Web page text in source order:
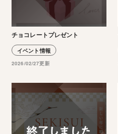
チョコレートプレゼント
イベント情報
2026/02/27更新